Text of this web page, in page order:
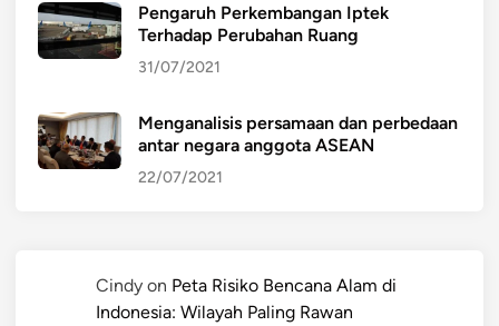
Pengaruh Perkembangan Iptek
Terhadap Perubahan Ruang
31/07/2021
Menganalisis persamaan dan perbedaan
antar negara anggota ASEAN
22/07/2021
Cindy on Peta Risiko Bencana Alam di
Indonesia: Wilayah Paling Rawan